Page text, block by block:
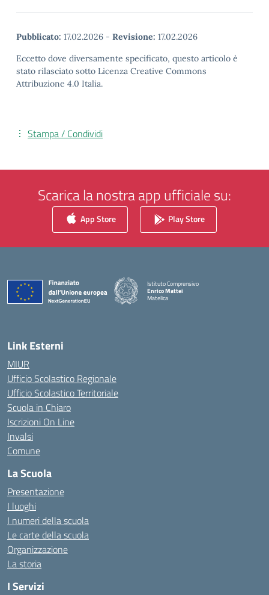
Pubblicato: 17.02.2026 - Revisione: 17.02.2026
Eccetto dove diversamente specificato, questo articolo è
stato rilasciato sotto Licenza Creative Commons
Attribuzione 4.0 Italia.
Stampa / Condividi
Scarica la nostra app ufficiale su:
App Store Play Store
Istituto Comprensivo
Enrico Mattei
Matelica
Link Esterni
MIUR
Ufficio Scolastico Regionale
Ufficio Scolastico Territoriale
Scuola in Chiaro
Iscrizioni On Line
Invalsi
Comune
La Scuola
Presentazione
I luoghi
I numeri della scuola
Le carte della scuola
Organizzazione
La storia
I Servizi